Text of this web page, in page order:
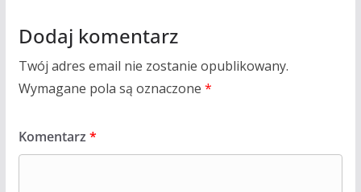
Dodaj komentarz
Twój adres email nie zostanie opublikowany.
Wymagane pola są oznaczone *
Komentarz *